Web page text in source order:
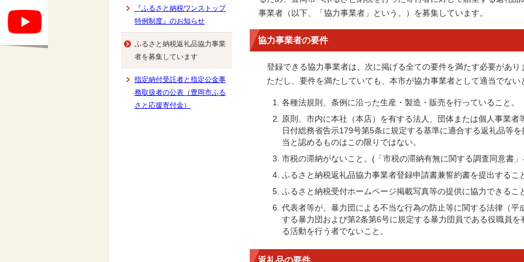
事業者（以下、「協力事業者」という。）を募集しています。
協力事業者の要件
登録できる協力事業者は、次に掲げる全ての要件を満たす必要があり
ただし、要件を満たしていても、本市が協力事業者として適当でない
各種法規則、条例に沿った生産・製造・販売を行っていること。
原則、市内に本社（本店）を有する法人、団体または個人事業
日付総務省告示179号第5条に規定する基準に適合する返礼品等
当と認めるものはこの限りではない。
市税の滞納がないこと。(「市税の滞納有無に関する調査同意書
ふるさと納税返礼品協力事業者登録申請書兼誓約書を提出するこ
ふるさと納税受付ホームページ掲載写真等の提供に協力できるこ
代表者等が、暴力団による不当な行為の防止等に関する法律（
する暴力団および第2条第6号に規定する暴力団員である役職員
る活動を行う者でないこと。
返礼品の要件
『ふるさと納税ワンストップ
特例制度』のお知らせ
ふるさと納税返礼品協力事業
者を募集しています
指定納付受託者と指定公金事
務取扱者の公表（豊岡市ふる
さと応援寄付金）